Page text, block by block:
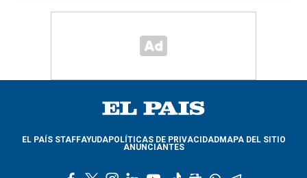
EL PAÍS STAFFAYUDAPOLÍTICAS DE PRIVACIDADMAPA DEL SITIO
ANUNCIANTES